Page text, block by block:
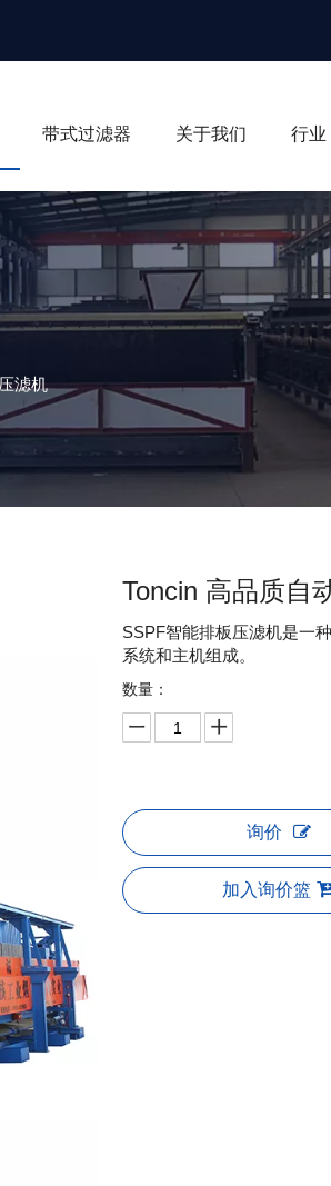
带式过滤器 关于我们 行业
滤机
Toncin 高品质自
SSPF智能排板压滤机是一
系统和主机组成。
数量：
询价
加入询价篮